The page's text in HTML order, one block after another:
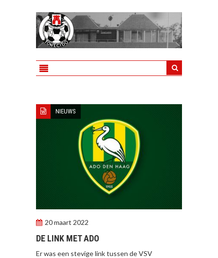
NIEUWS
20 maart 2022
DE LINK MET ADO
Er was een stevige link tussen de VSV